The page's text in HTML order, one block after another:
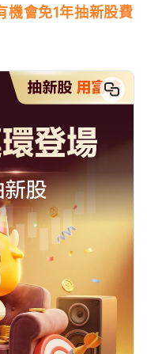
機會免1年抽新股費